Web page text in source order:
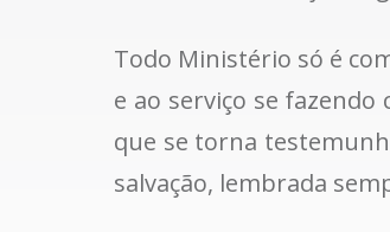
Todo Ministério só é
e ao serviço se
que se torna
salvação, lembrada